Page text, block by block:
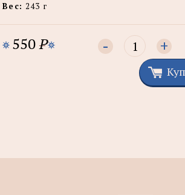
Вес: 243 г
550P - +